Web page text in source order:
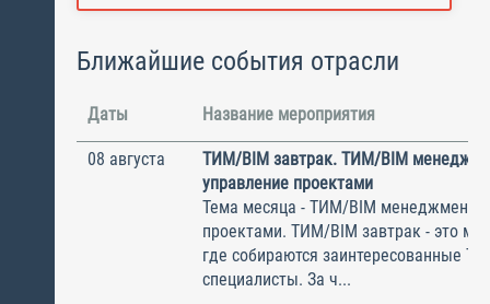
Ближайшие события отрасли
Даты Название мероприятия
08 августа
ТИМ/BIM завтрак. ТИМ/BIM
управление проектами
Тема месяца - ТИМ/BIM менеджмент и
проектами. ТИМ/BIM завтрак - это
где собираются заинтересованные
специалисты. За ч...